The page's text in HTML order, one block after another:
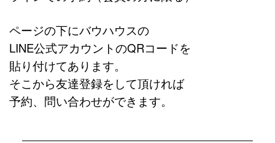
ページの下にバウハウスの
LINE公式アカウントのQRコードを
貼り付けてあります。
そこから友達登録をして頂ければ
予約、問い合わせができます。